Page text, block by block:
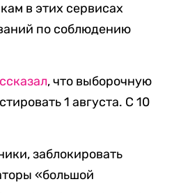
в этих сервисах
по соблюдению
, что выборочную
1 августа. С 10
заблокировать
«большой